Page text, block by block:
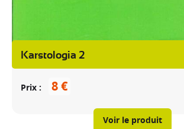
Karstologia 2
Prix 8 €
Voir le produit